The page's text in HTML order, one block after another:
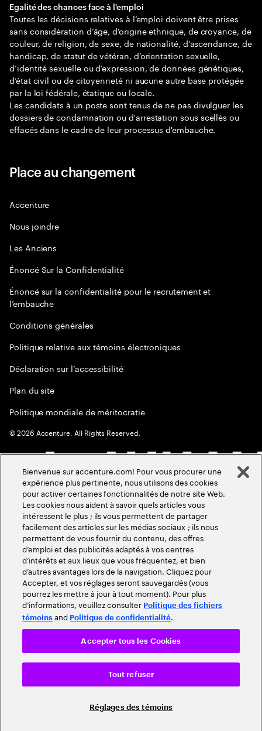
Egalité des chances face à l'emploi
Toutes les décisions relatives à l’emploi doivent être prises
sans considération d’âge, d'origine ethnique, de croyance, de
couleur, de religion, de sexe, de nationalité, d’ascendance, de
handicap, de statut de vétéran, d’orientation sexuelle,
d’identité sexuelle ou d’expression, de données génétiques,
d’état civil ou de citoyenneté ni aucune autre base protégée
par la loi fédérale, étatique ou locale.
Les candidats à un poste sont tenus de ne pas divulguer les
dossiers de condamnation ou d'arrestation sous scellés ou
effacés dans le cadre de leur processus d'embauche.
Place au changement
Accenture
Nous joindre
Les Anciens
Énoncé Sur la Confidentialité
Énoncé sur la confidentialité pour le recrutement et
l’embauche
Conditions générales
Politique relative aux témoins électroniques
Déclaration sur l’accessibilité
Plan du site
Politique mondiale de méritocratie
©2026 Accenture. All Rights Reserved.
Bienvenue sur accenture.com! Pour vous procurer une
expérience plus pertinente, nous utilisons des cookies
pour activer certaines fonctionnalités de notre site Web.
Les cookies nous aident à savoir quels articles vous
intéressent le plus ; ils vous permettent de partager
facilement des articles sur les médias sociaux ; ils nous
permettent de vous fournir du contenu, des offres
d’emploi et des publicités adaptés à vos centres
d’intérêts et aux lieux que vous fréquentez, et bien
d’autres avantages lors de la navigation. Cliquez pour
Accepter, et vos réglages seront sauvegardés (vous
pourrez les mettre à jour à tout moment). Pour plus
d’informations, veuillez consulter Politique des fichiers
témoins and Politique de confidentialité.
Réglages des témoins
Tout refuser
Accepter tous les Cookies